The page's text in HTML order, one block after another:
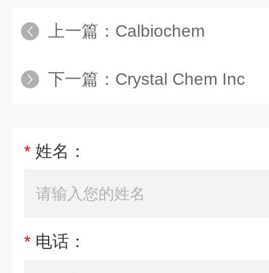
上一篇： Calbiochem
下一篇： Crystal Chem Inc
* 姓名：
* 电话：